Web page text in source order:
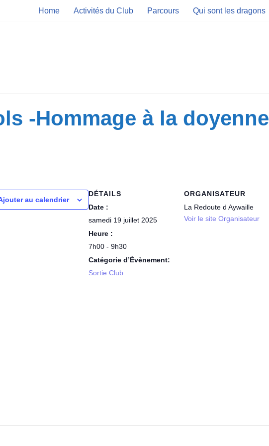
Home Activités du Club Parcours Qui sont les dragons
-Hommage à la doyenne
au calendrier
DÉTAILS
Date :
samedi 19 juillet 2025
Heure :
7h00 - 9h30
Catégorie d’Évènement:
Sortie Club
ORGANISATEUR
La Redoute d Aywaille
Voir le site Organisateur